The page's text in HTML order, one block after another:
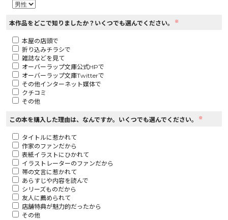
本作品をどこで知りましたか？いくつでも選んでください。 ※
本屋の店頭で
折り込みチラシで
雑誌などを見て
オーバーラップ文庫公式HPで
オーバーラップ文庫Twitterで
その他インターネット媒体で
クチコミ
その他
この本を購入した理由は、なんですか。いくつでも選んでください。 ※
タイトルに惹かれて
作家のファンだから
表紙イラストにひかれて
イラストレーターのファンだから
帯の文言に惹かれて
あらすじや内容を読んで
シリーズものだから
友人に薦められて
店舗特典が魅力的だったから
その他